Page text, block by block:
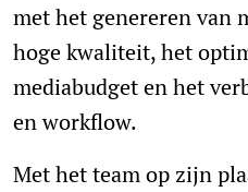
met het genereren van
hoge kwaliteit, het
mediabudget en het
en workflow.
Met het team op zijn